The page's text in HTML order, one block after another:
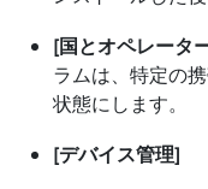
[国とオペレータ
ラムは、特定の
状態にします。
[デバイス管理]